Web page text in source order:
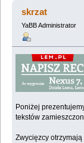
skrzat
YaBB Administrator
Poniżej
tekstów
Zwycięzcy